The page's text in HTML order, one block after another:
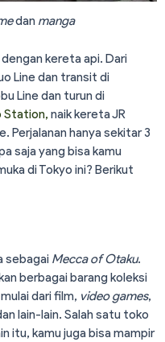
dan manga
kereta api. Dari
Line dan transit di
Line dan turun di
Station, naik kereta JR
Perjalanan hanya sekitar 3
saja yang bisa kamu
di Tokyo ini? Berikut
sebagai Mecca of Otaku.
berbagai barang koleksi
dari film, video games,
lain-lain. Salah satu toko
itu, kamu juga bisa mampir